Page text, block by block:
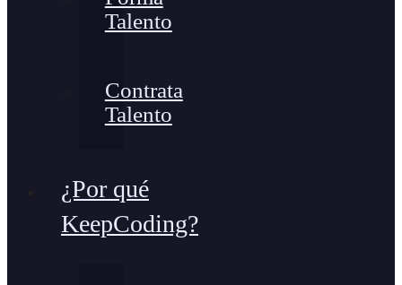
Talento
Contrata
Talento
¿Por qué
KeepCoding?